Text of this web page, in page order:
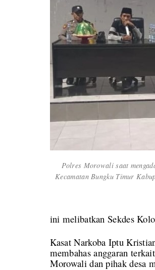
Polres Morowali saat
Kecamatan Bungku Timur
ini melibatkan Sekdes
Kasat Narkoba Iptu
membahas anggaran
Morowali dan pihak desa